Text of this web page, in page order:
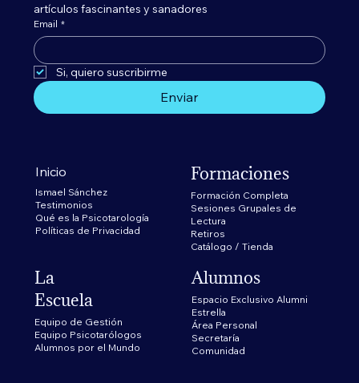
Inicio
Ismael Sánchez
Testimonios
Qué es la Psicotarología
Políticas de Privacidad
Formaciones
Formación Completa
Sesiones Grupales de
Lectura
Retiros
Catálogo / Tienda
La
Escuela
Equipo de Gestión
Equipo Psicotarólogos
Alumnos por el Mundo
Alumnos
Espacio Exclusivo Alumni
Estrella
​Área Personal
Secretaría
Comunidad
artículos fascinantes y sanadores
Email *
Enviar